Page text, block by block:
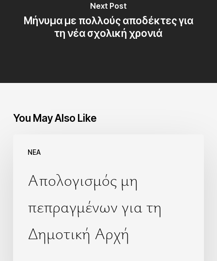
Next Post
Μήνυμα με πολλούς αποδέκτες για
τη νέα σχολική χρονιά
You May Also Like
NEA
Απολογισμός μη
πεπραγμένων για τη
Δημοτική Αρχή